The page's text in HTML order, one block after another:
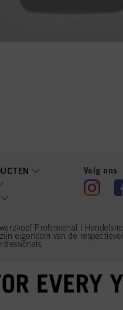
20, Ascorbic
Ethylparaben
Volg ons
Professional |
eigendom van de